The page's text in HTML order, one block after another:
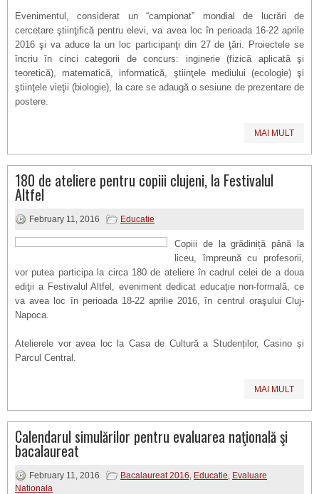
Evenimentul, considerat un “campionat” mondial de lucrări de
cercetare ştiinţifică pentru elevi, va avea loc în perioada 16-22 aprile
2016 şi va aduce la un loc participanţi din 27 de ţări. Proiectele se
încriu în cinci categorii de concurs: inginerie (fizică aplicată şi
teoretică), matematică, informatică, ştiinţele mediului (ecologie) şi
ştiinţele vieţii (biologie), la care se adaugă o sesiune de prezentare de
postere.
MAI MULT
180 de ateliere pentru copiii clujeni, la Festivalul
Altfel
February 11, 2016 Educatie
Copiii de la grădiniță până la
liceu, împreună cu profesorii,
vor putea participa la circa 180 de ateliere în cadrul celei de a doua
ediţii a Festivalul Altfel, eveniment dedicat educație non-formală, ce
va avea loc în perioada 18-22 aprilie 2016, în centrul oraşului Cluj-
Napoca.
Atelierele vor avea loc la Casa de Cultură a Studenților, Casino și
Parcul Central.
MAI MULT
Calendarul simulărilor pentru evaluarea naţională şi
bacalaureat
February 11, 2016 Bacalaureat 2016, Educatie, Evaluare
Nationala